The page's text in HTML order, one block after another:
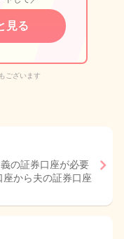
見る
ございます
の証券口座が必要
から夫の証券口座